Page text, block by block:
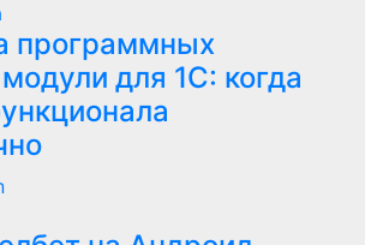
программных
для 1С: когда